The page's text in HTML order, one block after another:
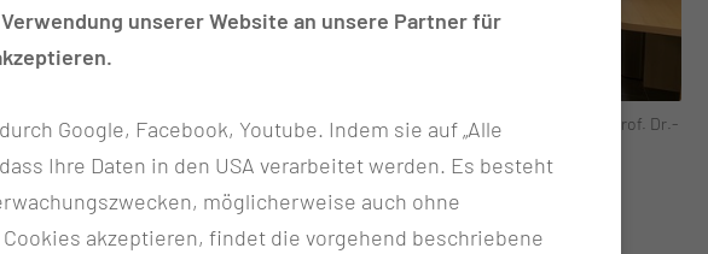
Foto (v.l.n.r.): Dr. Steffen Ortmann, Dr. Franziska König, Prof. Dr.-
Ing. Dr. rer. nat. habil. Harald Schenk, Jonas Pantzer
geben.
sammeln
zu
Zukünftig
unserer Website an unsere Partner für
Google, Facebook, Youtube. Indem sie auf „Alle
Ihre Daten in den USA verarbeitet werden. Es besteht
möglicherweise auch ohne
akzeptieren, findet die vorgehend beschriebene